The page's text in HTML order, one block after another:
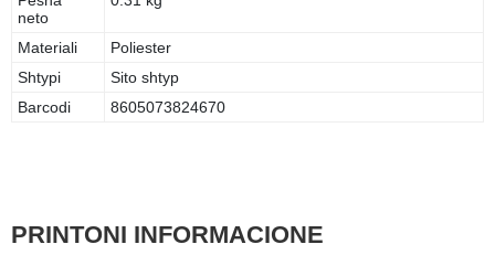
neto
Materiali
Poliester
Shtypi
Sito shtyp
Barcodi
8605073824670
PRINTONI INFORMACIONE